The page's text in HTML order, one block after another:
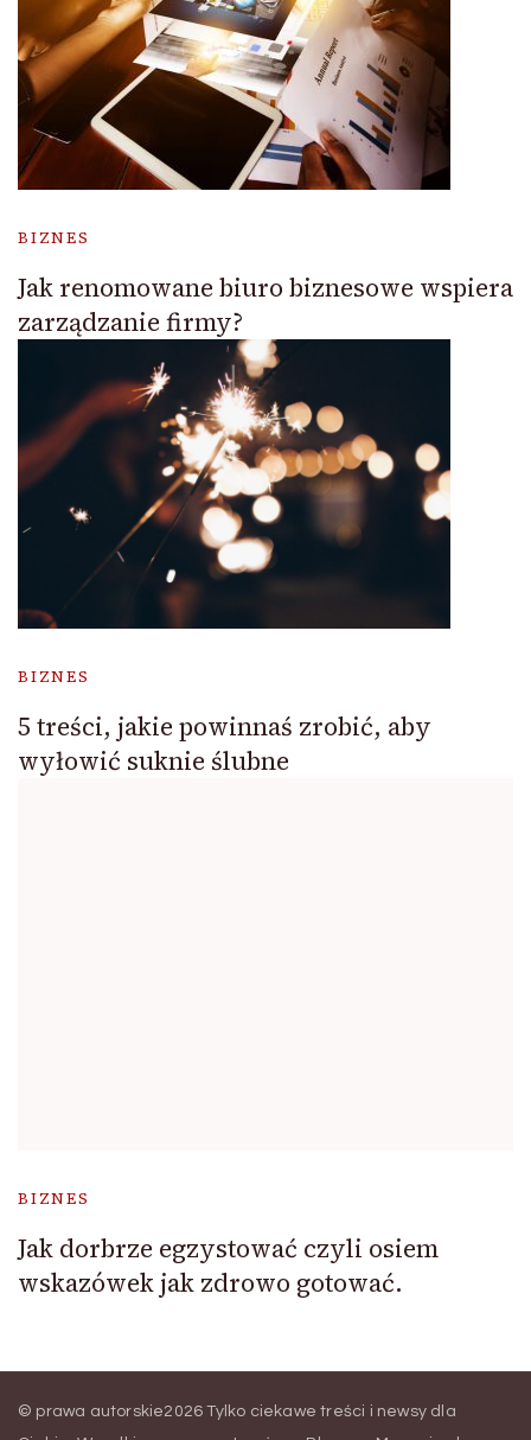
BIZNES
Jak renomowane biuro biznesowe wspiera
zarządzanie firmy?
BIZNES
5 treści, jakie powinnaś zrobić, aby
wyłowić suknie ślubne
BIZNES
Jak dorbrze egzystować czyli osiem
wskazówek jak zdrowo gotować.
© prawa autorskie2026Tylko ciekawe treści i newsy dla